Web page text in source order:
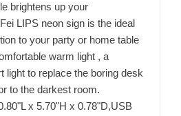
brightens up your
LIPS neon sign is the ideal
to your party or home table
warm light , a
light to replace the boring desk
to the darkest room.
x 5.70"H x 0.78"D,USB